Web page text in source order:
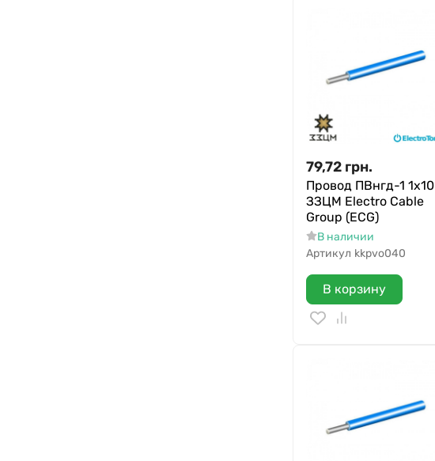
79,72 грн.
Провод ПВнгд-1 1х10
ЗЗЦМ Electro Cable
Group (ECG)
В наличии
Артикул kkpvo040
В корзину